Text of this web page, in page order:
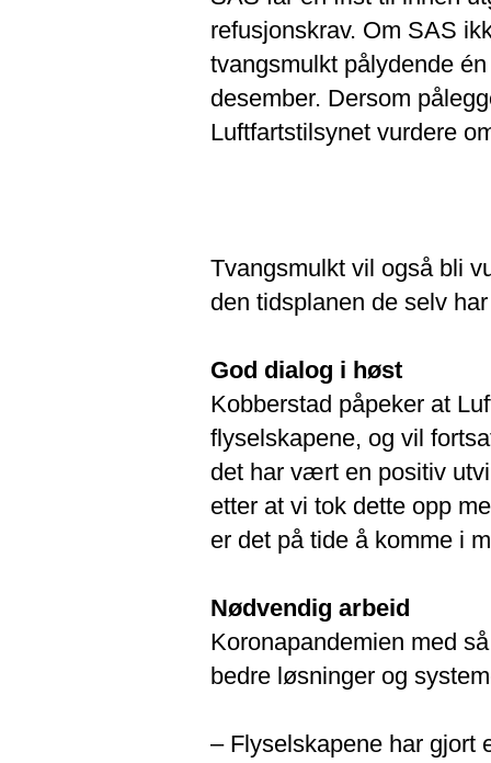
refusjonskrav. Om SAS
tvangsmulkt pålydende
desember. Dersom
Luftfartstilsynet vurdere
Tvangsmulkt vil også bli
den tidsplanen de selv
God dialog i høst
Kobberstad påpeker at
flyselskapene, og vil
det har vært en positiv
etter at vi tok dette opp
er det på tide å komme i
Nødvendig arbeid
Koronapandemien med
bedre løsninger og
– Flyselskapene har gjort